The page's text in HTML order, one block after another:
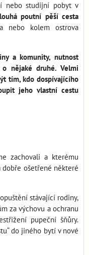
nebo studijní pobyt v
poutní pěší cesta
nebo kolem ostrova
a komunity, nutnost
nějaké druhé. Velmi
tím, kdo dospívajícího
jeho vlastní cestu
zachovali a kterému
ošetřené některé
stávající rodiny,
za výchovu a ochranu
pupeční šňůry.
do jiného bytí v nové